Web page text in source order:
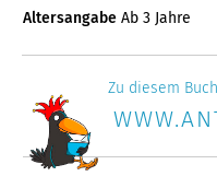
Altersangabe Ab 3 Jahre
Zu diesem